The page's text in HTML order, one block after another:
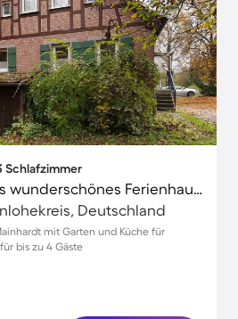
Schlafzimmer
Kinderfreundliches wunderschönes Ferienhaus mit Garten | Gartenblick
Deutschland
mit Garten und Küche für
bis zu 4 Gäste